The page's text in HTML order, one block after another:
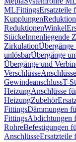
MLFittingsErsatzteile
Kupplungen
ReduktionenWinkel
StückeInnenliegende
ZirkulationÜbergänge
unlösbarÜbergänge
Übergänge und
VerschlüsseAnschlüsse
GewindeanschlussT-
HeizungAnschlüsse
HeizungZubehör
FittingsDämmungen
FittingsAbdichtungen
RohreBefestigungen
AnschlüsseErsatzteile